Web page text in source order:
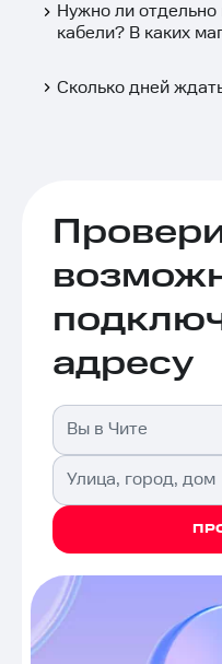
Нужно ли отдельно
кабели? В каких
Сколько дней
адресу
Вы в Чите
Улица, город, дом